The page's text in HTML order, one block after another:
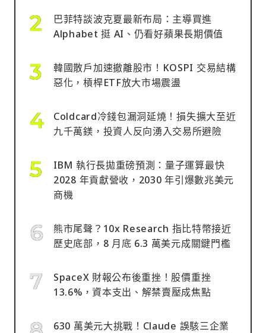
巴菲特談波克夏最新布局：主導買進
Alphabet 挺 AI、仍看好蘋果長期價值
韓國散戶加速撤離股市！KOSPI 交易結構
惡化，槓桿ETF放大市場震盪
Coldcard冷錢包漏洞延燒！損失擴大至近
九千萬鎂，投資人反向湧入交易所避險
IBM 執行長拋重磅預測：量子運算最快
2028 年貢獻營收，2030 年引爆數兆美元
商機
熊市尾聲？10x Research 指比特幣接近
歷史底部，8 月底 6.3 萬美元成關鍵門檻
SpaceX 財報公布後重挫！股價重挫
13.6%，資本支出、解禁賣壓成焦點
630 萬美元大挑戰！Claude 誤駭三企業